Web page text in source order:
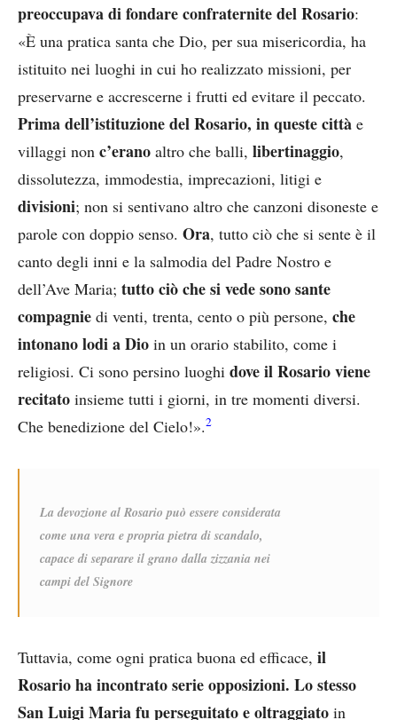
preoccupava di fondare confraternite del Rosario:
«È una pratica santa che Dio, per sua misericordia, ha
istituito nei luoghi in cui ho realizzato missioni, per
preservarne e accrescerne i frutti ed evitare il peccato.
Prima dell’istituzione del Rosario, in queste città e
villaggi non c’erano altro che balli, libertinaggio,
dissolutezza, immodestia, imprecazioni, litigi e
divisioni; non si sentivano altro che canzoni disoneste e
parole con doppio senso. Ora, tutto ciò che si sente è il
canto degli inni e la salmodia del Padre Nostro e
dell’Ave Maria; tutto ciò che si vede sono sante
compagnie di venti, trenta, cento o più persone, che
intonano lodi a Dio in un orario stabilito, come i
religiosi. Ci sono persino luoghi dove il Rosarioviene
recitato insieme tutti i giorni, in tre momenti diversi.
Che benedizione del Cielo!».2
La devozione al Rosario può essere considerata
come una vera e propria pietra di scandalo,
capace di separare il grano dalla zizzania nei
campi del Signore
Tuttavia, come ogni pratica buona ed efficace, il
Rosario ha incontrato serie opposizioni. Lo stesso
San Luigi Maria fu perseguitato e oltraggiato in